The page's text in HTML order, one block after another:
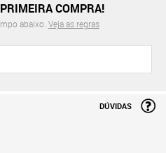
COMPRA!
abaixo. Veja as regras
DÚVIDAS